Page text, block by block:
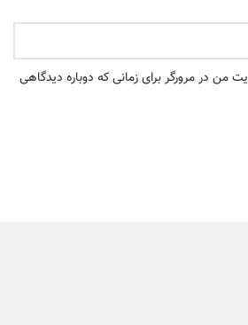
من در مرورگر برای زمانی که دوباره دیدگاهی